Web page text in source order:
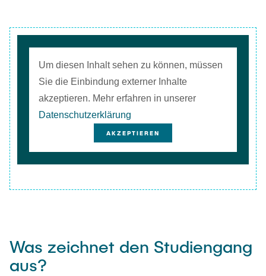
Um diesen Inhalt sehen zu können, müssen
Sie die Einbindung externer Inhalte
akzeptieren. Mehr erfahren in unserer
Datenschutzerklärung
AKZEPTIEREN
Was zeichnet den Studiengang
aus?